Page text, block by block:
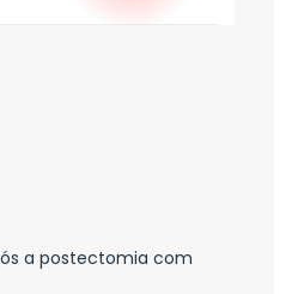
a postectomia com